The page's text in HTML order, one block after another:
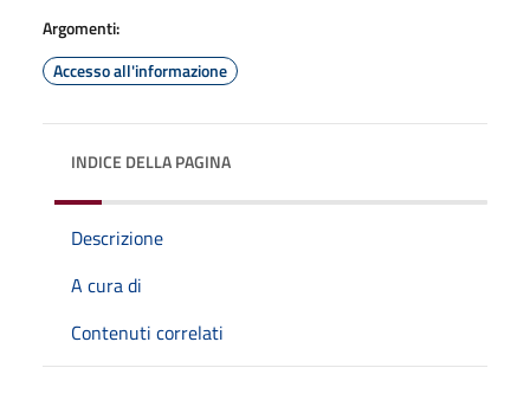
Argomenti:
Accesso all'informazione
INDICE DELLA PAGINA
Descrizione
A cura di
Contenuti correlati